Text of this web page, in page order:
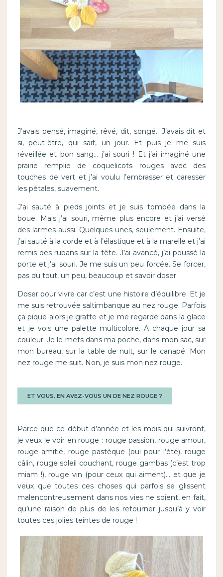
J’avais pensé, imaginé, rêvé, dit, songé.. J’avais dit et
si, peut-être, qui sait, un jour. Et puis je me suis
réveillée et bon sang… j’ai souri ! Et j’ai imaginé une
prairie remplie de coquelicots rouges avec des
touches de vert et j’ai voulu l’embrasser et caresser
les pétales, suavement.
J’ai sauté à pieds joints et je suis tombée dans la
boue. Mais j’ai souri, même plus encore et j’ai versé
des larmes aussi. Quelques-unes, seulement. Ensuite,
j’ai sauté à la corde et à l’élastique et à la marelle et j’ai
remis des rubans sur la tête. J’ai avancé, j’ai poussé la
porte et j’ai souri. Je me suis un peu forcée. Se forcer,
pas du tout, un peu, beaucoup et savoir doser.
Doser pour vivre car c’est une histoire d’équilibre. Et je
me suis retrouvée saltimbanque au nez rouge. Parfois
ça pique alors je gratte et je me regarde dans la glace
et je vois une palette multicolore. A chaque jour sa
couleur. Je le mets dans ma poche, dans mon sac, sur
mon bureau, sur la table de nuit, sur le canapé. Mon
nez rouge me suit. Non, je suis mon nez rouge.
ET VOUS, EN AVEZ-VOUS UN DE NEZ ROUGE ?
Parce que ce début d’année et les mois qui suivront,
je veux le voir en rouge : rouge passion, rouge amour,
rouge amitié, rouge pastèque (oui pour l’été), rouge
câlin, rouge soleil couchant, rouge gambas (c’est trop
miam !), rouge vin (pour ceux qui aiment)… et que je
veux que toutes ces choses qui parfois se glissent
malencontreusement dans nos vies ne soient, en fait,
qu’une raison de plus de les retourner jusqu’à y voir
toutes ces jolies teintes de rouge !